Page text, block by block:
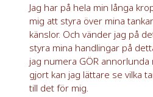
Jag har på hela min långa
mig att styra över mina
känslor. Och vänder jag på
styra mina handlingar på
jag numera GÖR
gjort kan jag lättare se vilka
till det för mig.